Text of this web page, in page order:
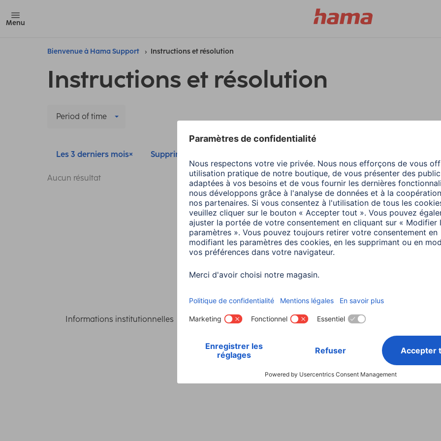
Menu
Bienvenue à Hama Support Instructions et résolution
Instructions et résolution
Period of time
Les 3 derniers mois Supprimer tous les filtres
Aucun résultat
Choisissez un pays
Informations institutionnelles Confidentialité et Securité Conditions de garantie